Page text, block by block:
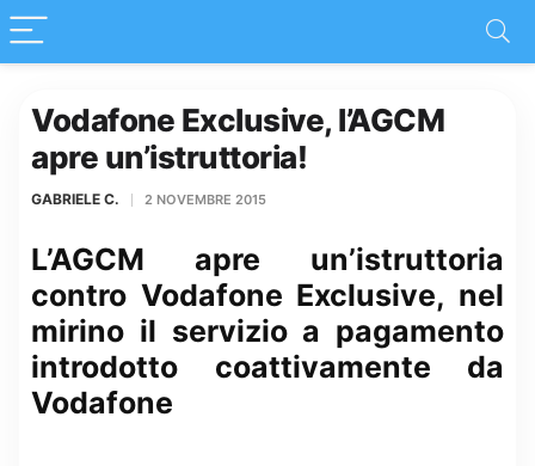
Vodafone Exclusive, l’AGCM
apre un’istruttoria!
GABRIELE C. 2 NOVEMBRE 2015
L’AGCM apre un’istruttoria
contro Vodafone Exclusive, nel
mirino il servizio a pagamento
introdotto coattivamente da
Vodafone